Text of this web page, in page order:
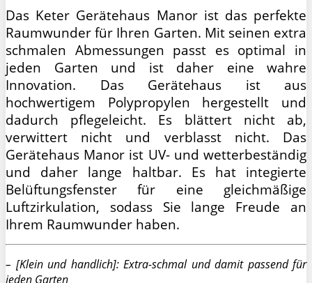
Das Keter Gerätehaus Manor ist das perfekte
Raumwunder für Ihren Garten. Mit seinen extra
schmalen Abmessungen passt es optimal in
jeden Garten und ist daher eine wahre
Innovation. Das Gerätehaus ist aus
hochwertigem Polypropylen hergestellt und
dadurch pflegeleicht. Es blättert nicht ab,
verwittert nicht und verblasst nicht. Das
Gerätehaus Manor ist UV- und wetterbeständig
und daher lange haltbar. Es hat integierte
Belüftungsfenster für eine gleichmäßige
Luftzirkulation, sodass Sie lange Freude an
Ihrem Raumwunder haben.
– [Klein und handlich]: Extra-schmal und damit passend für
jeden Garten